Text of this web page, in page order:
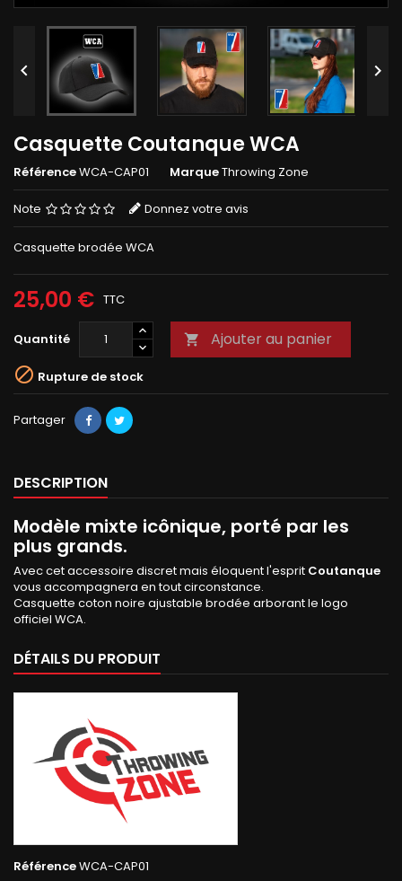
 
Casquette Coutanque WCA
RéférenceWCA-CAP01 MarqueThrowing Zone
Note Donnez votre avis
Casquette brodée WCA
25,00 € TTC
Quantité  Ajouter au panier
 Rupture de stock
Partager
DESCRIPTION
Modèle mixte icônique, porté par les
plus grands.
Avec cet accessoire discret mais éloquent l'esprit Coutanque
vous accompagnera en tout circonstance.
Casquette coton noire ajustable brodée arborant le logo
officiel WCA.
DÉTAILS DU PRODUIT
RéférenceWCA-CAP01